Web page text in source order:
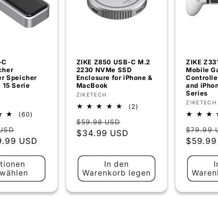
Speicher
15 Serie
(60)
Verkaufspreis
USD
ZIKE Z850 USB-C M.2
2230 NVMe SSD
Enclosure for iPhone &
MacBook
Anbieter:
ZIKETECH
(2)
Normaler
Preis
$59.98 USD
$34.99 USD
In den
Warenkorb legen
ZIKE
Mobile
and
Series
Anbieter:
ZIKETECH
Preis
$79.99
$59.99